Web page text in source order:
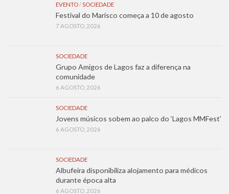
EVENTO/SOCIEDADE
Festival do Marisco começa a 10 de agosto
7 AGOSTO, 2026
SOCIEDADE
Grupo Amigos de Lagos faz a diferença na
comunidade
6 AGOSTO, 2026
SOCIEDADE
Jovens músicos sobem ao palco do ‘Lagos MMFest’
6 AGOSTO, 2026
SOCIEDADE
Albufeira disponibiliza alojamento para médicos
durante época alta
6 AGOSTO, 2026